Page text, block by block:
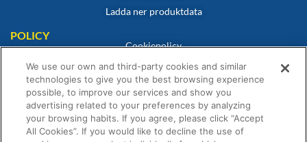
Ladda ner produktdata
POLICY
Cookiepolicy
Integritetspolicy
Friskrivning
Försäljningsvillkor
Intyg om överensstämmelse
Garantiförklaring
We use our own and third-party cookies and similar
technologies to give you the best browsing experience
possible, to improve our services and show you
advertising related to your preferences by analyzing
your browsing habits. If you agree, please click “Accept
All Cookies”. If you would like to decline the use of